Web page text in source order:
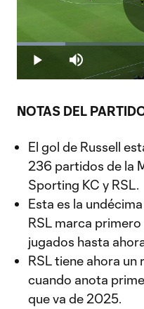
Play Mute
Loaded:
17.37%
NOTAS DEL
El gol de Russell
236 partidos de la
Sporting KC y RSL.
Esta es la
RSL marca
jugados hasta
RSL tiene ahora un
cuando anota
que va de 2025.